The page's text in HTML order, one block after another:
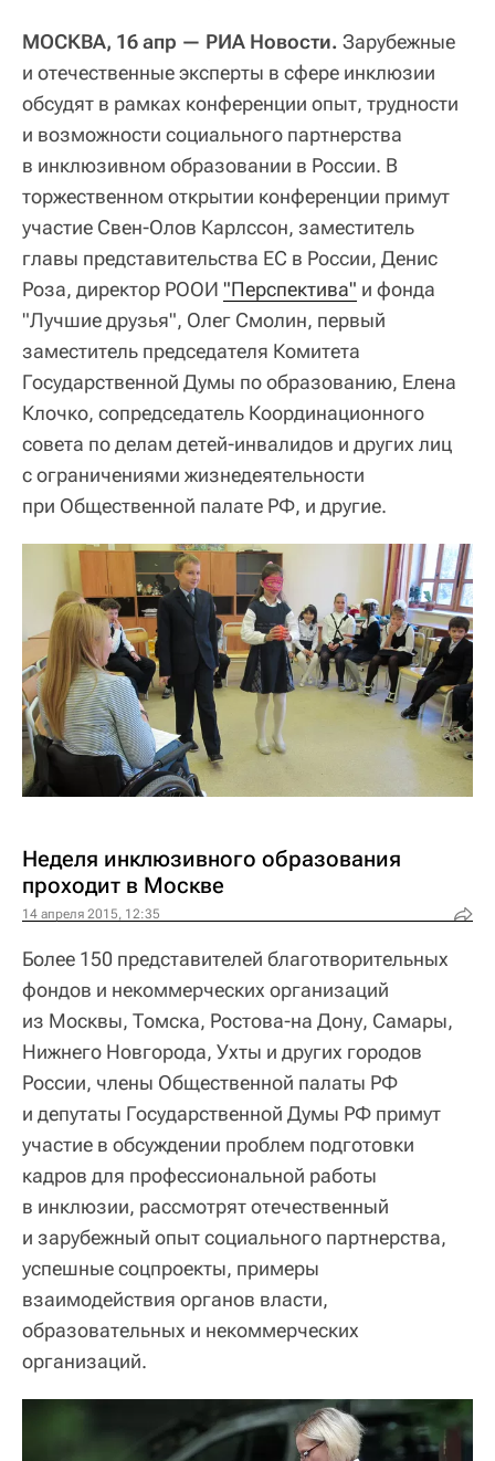
МОСКВА, 16 апр — РИА Новости. Зарубежные
и отечественные эксперты в сфере инклюзии
обсудят в рамках конференции опыт, трудности
и возможности социального партнерства
в инклюзивном образовании в России. В
торжественном открытии конференции примут
участие Свен-Олов Карлссон, заместитель
главы представительства ЕС в России, Денис
Роза, директор РООИ "Перспектива" и фонда
"Лучшие друзья", Олег Смолин, первый
заместитель председателя Комитета
Государственной Думы по образованию, Елена
Клочко, сопредседатель Координационного
совета по делам детей-инвалидов и других лиц
с ограничениями жизнедеятельности
при Общественной палате РФ, и другие.
Неделя инклюзивного образования
проходит в Москве
14 апреля 2015, 12:35
Более 150 представителей благотворительных
фондов и некоммерческих организаций
из Москвы, Томска, Ростова-на Дону, Самары,
Нижнего Новгорода, Ухты и других городов
России, члены Общественной палаты РФ
и депутаты Государственной Думы РФ примут
участие в обсуждении проблем подготовки
кадров для профессиональной работы
в инклюзии, рассмотрят отечественный
и зарубежный опыт социального партнерства,
успешные соцпроекты, примеры
взаимодействия органов власти,
образовательных и некоммерческих
организаций.